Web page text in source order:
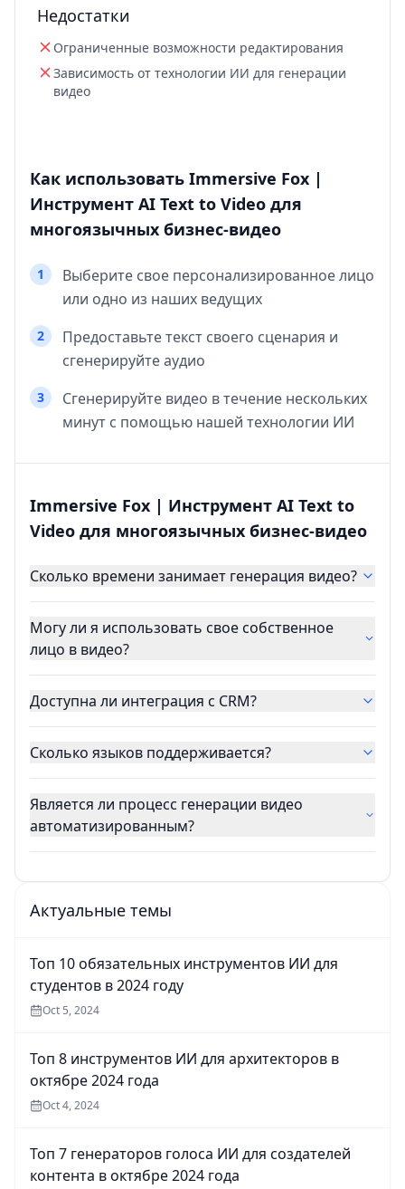
Недостатки
Ограниченные возможности редактирования
Зависимость от технологии ИИ для генерации
видео
Как использовать Immersive Fox |
Инструмент AI Text to Video для
многоязычных бизнес-видео
1
Выберите свое персонализированное лицо
или одно из наших ведущих
2
Предоставьте текст своего сценария и
сгенерируйте аудио
3
Сгенерируйте видео в течение нескольких
минут с помощью нашей технологии ИИ
Immersive Fox | Инструмент AI Text to
Video для многоязычных бизнес-видео
Сколько времени занимает генерация видео?
Могу ли я использовать свое собственное
лицо в видео?
Доступна ли интеграция с CRM?
Сколько языков поддерживается?
Является ли процесс генерации видео
автоматизированным?
Актуальные темы
Топ 10 обязательных инструментов ИИ для
студентов в 2024 году
Oct 5, 2024
Топ 8 инструментов ИИ для архитекторов в
октябре 2024 года
Oct 4, 2024
Топ 7 генераторов голоса ИИ для создателей
контента в октябре 2024 года